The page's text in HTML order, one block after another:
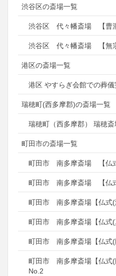
渋谷区の斎場一覧
渋谷区 代々幡斎場 【曹
渋谷区 代々幡斎場 【無
港区の斎場一覧
港区 やすらぎ会館での葬儀
瑞穂町(西多摩郡)の斎場一覧
瑞穂町（西多摩郡） 瑞穂
町田市の斎場一覧
町田市 南多摩斎場 【仏
町田市 南多摩斎場 【仏
町田市 南多摩斎場【仏式(
町田市 南多摩斎場【仏式(
町田市 南多摩斎場【仏式(
町田市 南多摩斎場【仏式
No.2